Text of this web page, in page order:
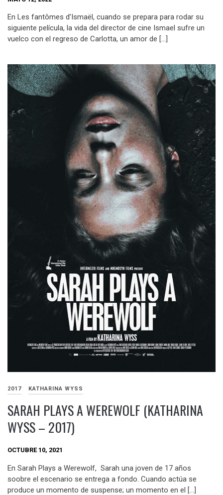
En Les fantômes d’Ismaël, cuando se prepara para rodar su
siguiente película, la vida del director de cine Ismael sufre un
vuelco con el regreso de Carlotta, un amor de […]
2017 KATHARINA WYSS
SARAH PLAYS A WEREWOLF (KATHARINA
WYSS – 2017)
OCTUBRE 10, 2021
En Sarah Plays a Werewolf, Sarah una joven de 17 años
soobre el escenario se entrega a fondo. Cuando actúa se
produce un momento de suspense; un momento en el […]